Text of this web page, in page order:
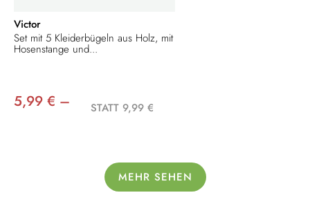
Victor
Set mit 5 Kleiderbügeln aus Holz, mit
Hosenstange und...
5,99 € – STATT 9,99 €
MEHR SEHEN